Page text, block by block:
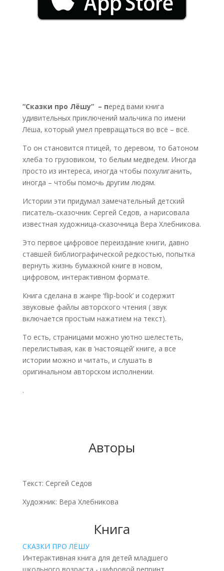
“Сказки про Лёшу” – перед вами книга
удивительных приключений мальчика по имени
Лёша, который умел превращаться во всё – всё.
То он становится птицей, то деревом, то батоном
хлеба то грузовиком, то белым медведем. Иногда
просто из интереса, иногда чтобы похулиганить,
иногда – чтобы помочь другим людям.
Истории эти придумал замечательный детский
писатель-сказочник Сергей Седов, а нарисовала
известная художница-сказочница Вера Хлебникова.
Это первое цифровое переиздание книги, давно
ставшей библиографической редкостью, попытка
вернуть жизнь бумажной книге в новом,
цифровом, интерактивном формате.
Книга сделана в жанре ‘flip-book’ и содержит
звуковые файлы авторского чтения ( звук
включается простым нажатием на текст).
То есть, страницами можно уютно шелестеть,
перелистывая, как в ‘настоящей’ книге, а все
истории можно и читать, и слушать в
оригинальном авторском исполнении.
.
Авторы
Текст: Сергей Седов
Художник: Вера Хлебникова
Книга
СКАЗКИ ПРО ЛЁШУ
Интерактивная книга для детей младшего